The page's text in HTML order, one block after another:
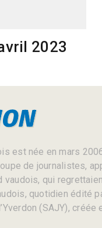
2023
est née en mars
de journalistes,
vaudois, qui
quotidien édité
(SAJY), créée